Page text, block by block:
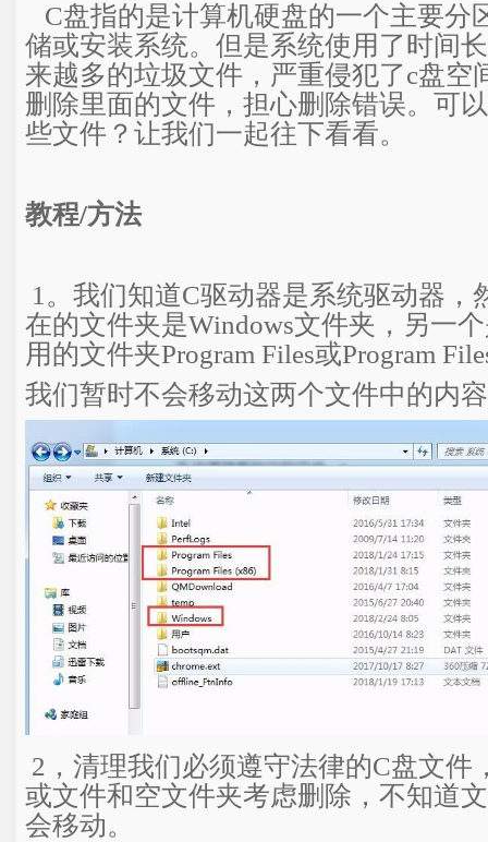
C盘指的是计算机硬盘的一个主要分
储或安装系统。但是系统使用了时间
来越多的垃圾文件，严重侵犯了c盘空
删除里面的文件，担心删除错误。可
些文件？让我们一起往下看看。
教程/方法
1。我们知道C驱动器是系统驱动器，
在的文件夹是Windows文件夹，另一
用的文件夹Program Files或Program
我们暂时不会移动这两个文件中的内
2，清理我们必须遵守法律的C盘文件
或文件和空文件夹考虑删除，不知道
会移动。